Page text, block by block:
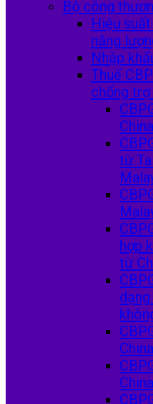
Bộ công
Hiệu
năng
Nhập
Thuế
chống
từ
hợp
từ
China